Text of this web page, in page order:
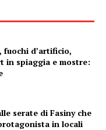
fuochi d’artificio,
in spiaggia e mostre:
serate di Fasiny che
in locali